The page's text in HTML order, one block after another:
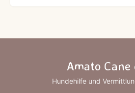
Amato Cane
Hundehilfe und